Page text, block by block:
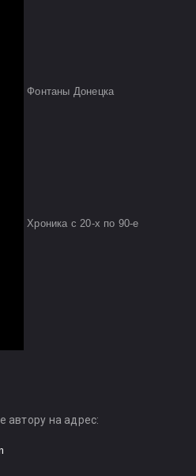
Фонтаны Донецка
Хроника с 20-х по 90-е
автору на адрес: